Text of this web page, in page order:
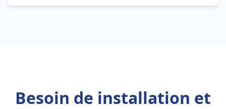
Besoin de installation et